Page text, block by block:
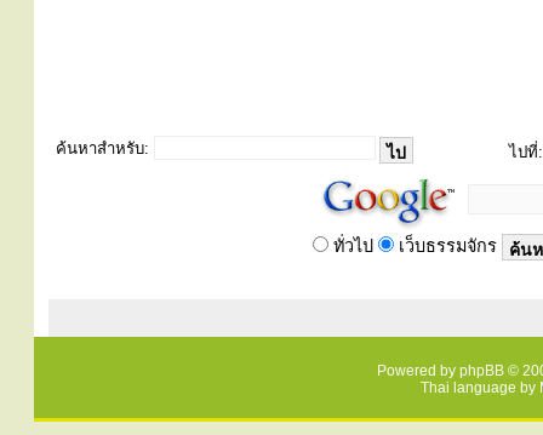
ค้นหาสำหรับ: ไปที่:
ทั่วไป เว็บธรรมจักร
Powered by phpBB ©
Thai language by